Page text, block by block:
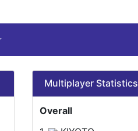
Multiplayer Statistics
Overall